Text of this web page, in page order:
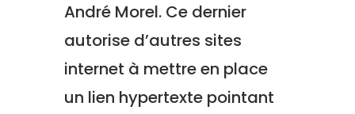
André Morel. Ce dernier
autorise d’autres sites
internet à mettre en place
un lien hypertexte pointant